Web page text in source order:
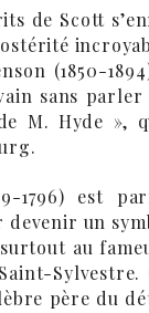
de Scott
(1850-
sans parler
M. Hyde »,
1796) est
un
au
Sylvestre.
père du